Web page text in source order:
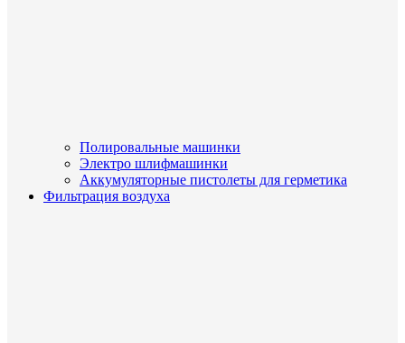
Полировальные машинки
Электро шлифмашинки
Аккумуляторные пистолеты для герметика
Фильтрация воздуха